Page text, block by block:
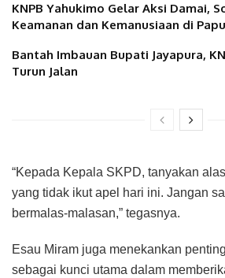
KNPB Yahukimo Gelar Aksi Damai,
Keamanan dan Kemanusiaan di
Bantah Imbauan Bupati Jayapura,
Turun Jalan
“Kepada Kepala SKPD, tanyakan
yang tidak ikut apel hari ini. Jangan
bermalas-malasan,” tegasnya.
Esau Miram juga menekankan
sebagai kunci utama dalam